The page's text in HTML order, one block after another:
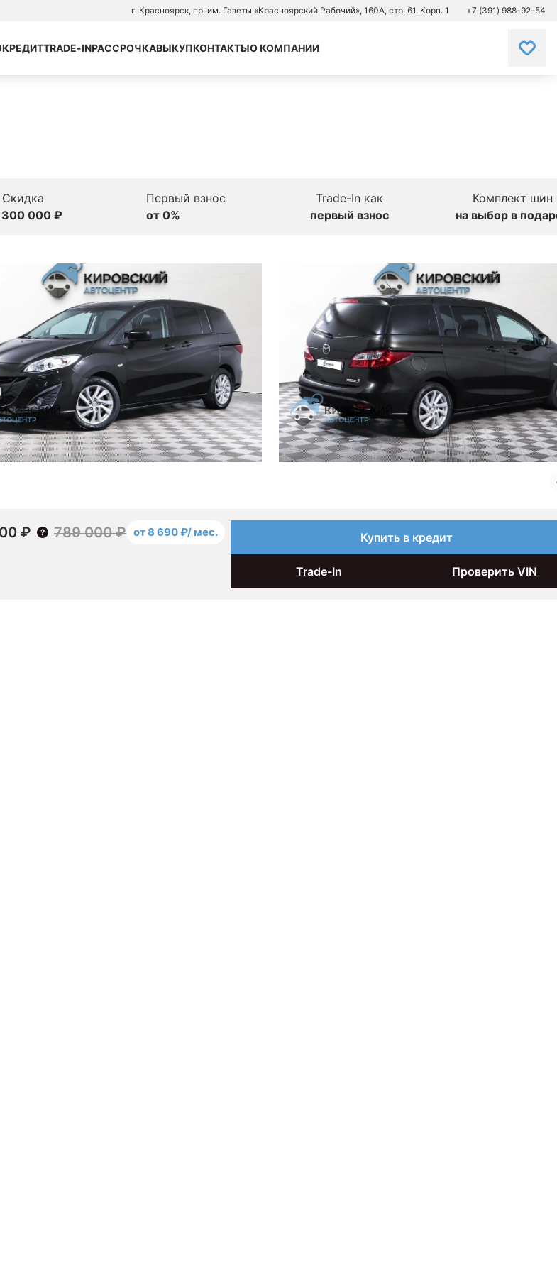
г. Красноярск, пр. им. Газеты «Красноярский Рабочий», 160А, стр. 61. Корп. 1 +7 (391) 988-92-54
TRADE-INРАССРОЧКАВЫКУПКОНТАКТЫО КОМПАНИИ
Скидка
000 ₽
Первый взнос
от 0%
Trade-In как
первый взнос
Комплект шин
на выбор в
₽ 789 000 ₽ от 8 690 ₽/ мес. Купить в кредит
Trade-In Проверить VIN